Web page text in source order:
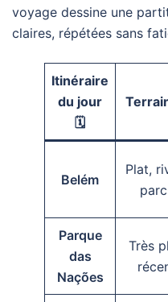
voyage dessine une
claires, répétées sans
Itinéraire
du jour
🗓️
Belém
Plat,
Parque
das
Nações
Très